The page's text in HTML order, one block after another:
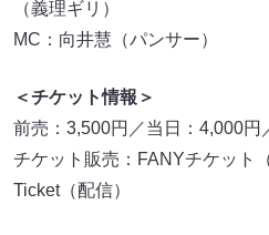
（義理ギリ）
MC：向井慧（パンサー）
＜チケット情報＞
前売：3,500円／当日：4,000円
チケット販売：FANYチケット
Ticket（配信）